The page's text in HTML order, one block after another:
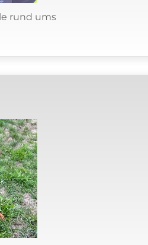
rund ums